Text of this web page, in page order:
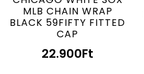
MLB CHAIN WRAP
BLACK 59FIFTY FITTED
CAP
22.900Ft